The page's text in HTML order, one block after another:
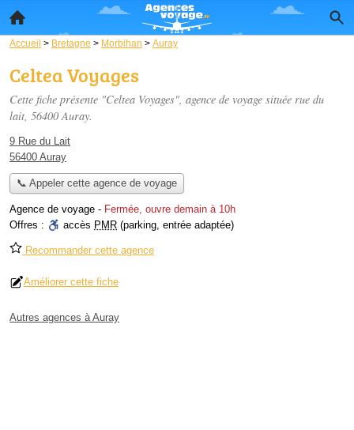
Accueil > Bretagne > Morbihan > Auray
Celtea Voyages
Cette fiche présente "Celtea Voyages", agence de voyage située rue du
lait, 56400 Auray.
9 Rue du Lait
56400 Auray
📞 Appeler cette agence de voyage
Agence de voyage - Fermée, ouvre demain à 10h
Offres :
accès PMR (parking, entrée adaptée)
Recommander cette agence
Améliorer cette fiche
Autres agences à Auray